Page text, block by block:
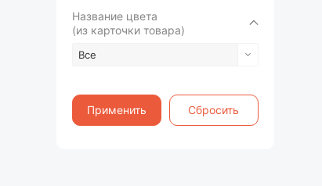
Название цвета
(из карточки товара)
Все
Применить Сбросить